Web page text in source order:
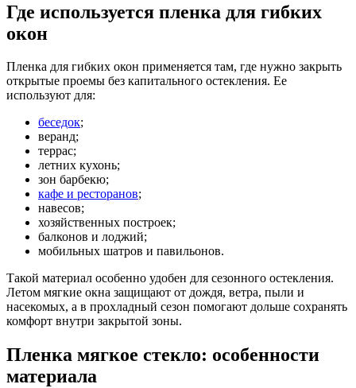
Где используется пленка для гибких
окон
Пленка для гибких окон применяется там, где нужно закрыть
открытые проемы без капитального остекления. Ее
используют для:
беседок;
веранд;
террас;
летних кухонь;
зон барбекю;
кафе и ресторанов;
навесов;
хозяйственных построек;
балконов и лоджий;
мобильных шатров и павильонов.
Такой материал особенно удобен для сезонного остекления.
Летом мягкие окна защищают от дождя, ветра, пыли и
насекомых, а в прохладный сезон помогают дольше сохранять
комфорт внутри закрытой зоны.
Пленка мягкое стекло: особенности
материала